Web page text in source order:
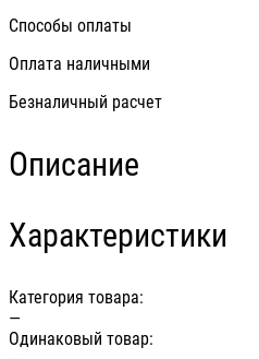
Способы оплаты
Оплата наличными
Безналичный расчет
Описание
Характеристики
Категория товара:
—
Одинаковый товар: